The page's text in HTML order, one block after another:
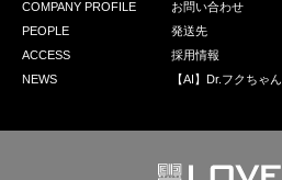
COMPANY PROFILE
PEOPLE
ACCESS
NEWS
お問い合わせ
発送先
採用情報
【AI】Dr.フクちゃん